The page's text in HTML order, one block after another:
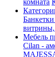
комната
витрины,
Мебель
Cilan -